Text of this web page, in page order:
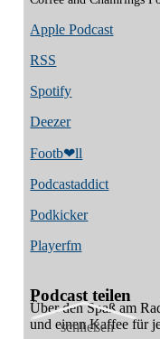
Apple Podcast
RSS
Spotify
Deezer
Footb❤ll
Podcast­addict
Podkicker
Playerfm
Podcast teilen
Über den Spaß am
und einen Kaffee für
schließen